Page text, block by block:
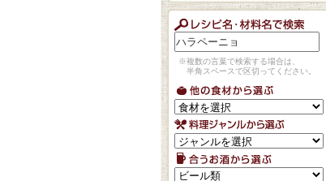
※複数の言葉で検索する場合は、
半角スペースで区切ってください。